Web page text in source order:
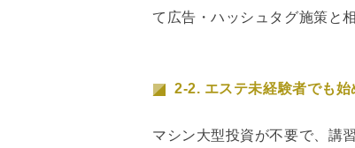
て広告・ハッシュタグ施策と
2-2. エステ未経験者でも始
マシン大型投資が不要で、講